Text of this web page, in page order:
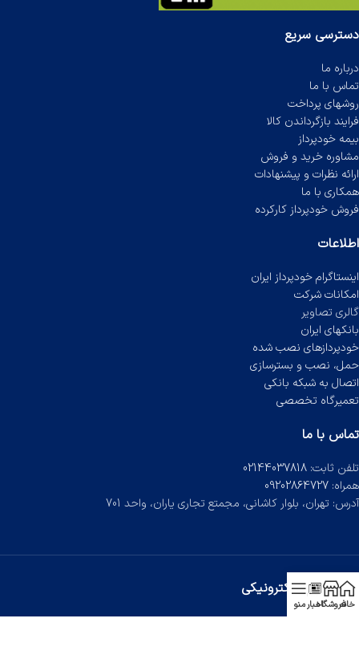
دسترسی سریع
درباره ما
تماس با ما
روشهای پرداخت
فرایند بازگرداندن کالا
بیمه خودپرداز
مشاوره خرید و فروش
ارائه نظرات و پیشنهادات
همکاری با ما
فروش خودپرداز کارکرده
اطلاعات
اینستاگرام خودپرداز ایران
امکانات شرکت
گالری تصاویر
بانکهای ایران
خودپردازهای نصب شده
حمل، نصب و بسترسازی
اتصال به شبکه بانکی
تعمیرگاه تخصصی
تماس با ما
تلفن ثابت: 02144037818
همراه: 09202864727
آدرس: تهران، بلوار کاشانی، مجمتع تجاری یاران، واحد 701
نماد تجارت الکترونیکی
خانهفروشگاهاخبارمنو